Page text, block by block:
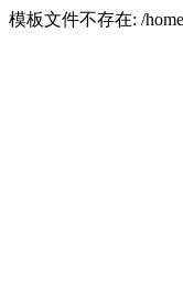
模板文件不存在: /